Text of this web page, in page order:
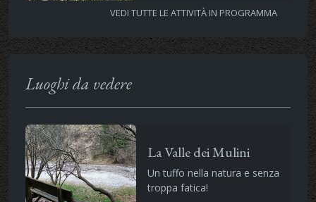
VEDI TUTTE LE ATTIVITÀ IN PROGRAMMA
Luoghi da vedere
La Valle dei Mulini
Un tuffo nella natura e senza
troppa fatica!